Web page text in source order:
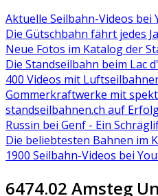
Aktuelle Seilbahn-Videos bei
Die Gütschbahn fährt jedes
Neue Fotos im Katalog der
Die Standseilbahn beim Lac
400 Videos mit
Gommerkraftwerke mit
standseilbahnen.ch auf
Russin bei Genf - Ein
Die beliebtesten Bahnen im
1900 Seilbahn-Videos bei
6474.02 Amsteg